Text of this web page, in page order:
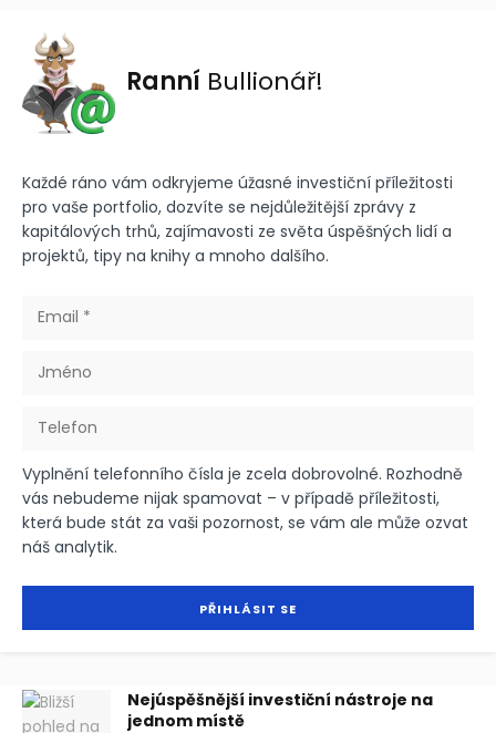
Ranní Bullionář!
Každé ráno vám odkryjeme úžasné investiční příležitosti
pro vaše portfolio, dozvíte se nejdůležitější zprávy z
kapitálových trhů, zajímavosti ze světa úspěšných lidí a
projektů, tipy na knihy a mnoho dalšího.
Vyplnění telefonního čísla je zcela dobrovolné. Rozhodně
vás nebudeme nijak spamovat – v případě příležitosti,
která bude stát za vaši pozornost, se vám ale může ozvat
náš analytik.
Nejúspěšnější investiční nástroje na
jednom místě